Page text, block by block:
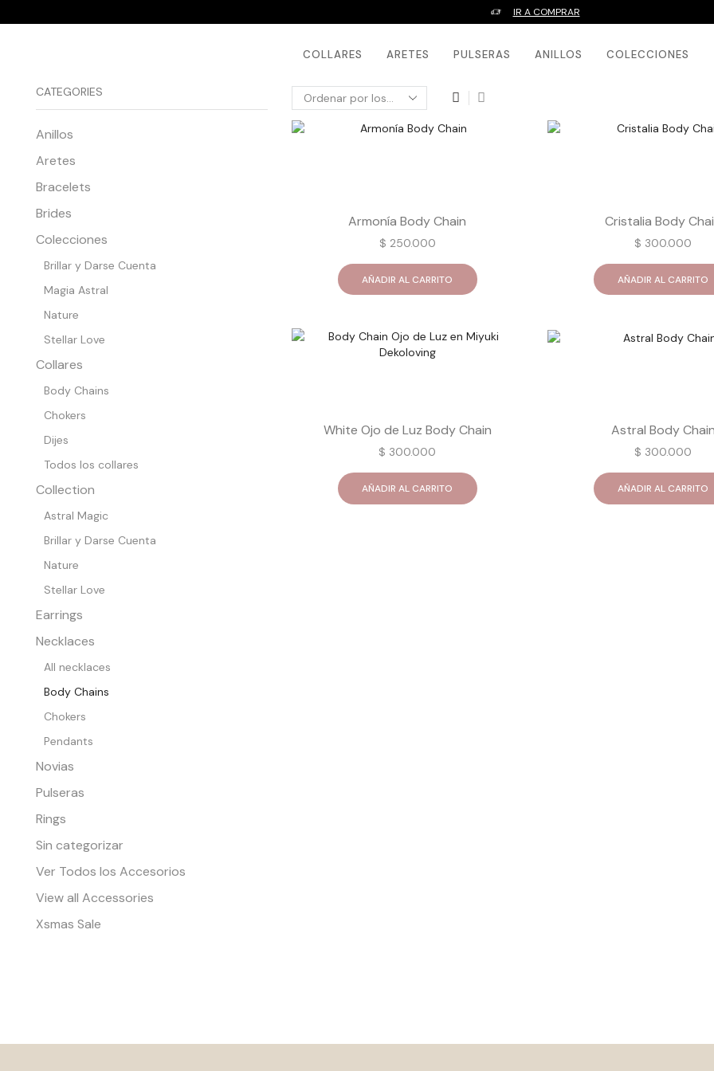
IR A COMPRAR
COLLARES ARETES PULSERAS ANILLOS COLECCIONES
Armonía Body Chain
$ 250.000
AÑADIR AL CARRITO
Cristalia Body
$ 300.000
AÑADIR AL CARRITO
White Ojo de Luz Body Chain
$ 300.000
AÑADIR AL CARRITO
Astral Body
$ 300.000
AÑADIR AL CARRITO
CATEGORIES
Anillos
Aretes
Bracelets
Brides
Colecciones
Brillar y Darse Cuenta
Magia Astral
Nature
Stellar Love
Collares
Body Chains
Chokers
Dijes
Todos los collares
Collection
Astral Magic
Brillar y Darse Cuenta
Nature
Stellar Love
Earrings
Necklaces
All necklaces
Body Chains
Chokers
Pendants
Novias
Pulseras
Rings
Sin categorizar
Ver Todos los Accesorios
View all Accessories
Xsmas Sale